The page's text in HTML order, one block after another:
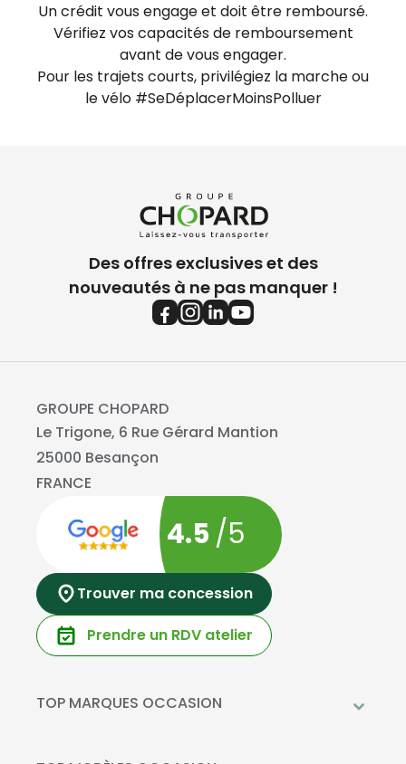
Un crédit vous engage et doit être remboursé.
Vérifiez vos capacités de remboursement
avant de vous engager.
Pour les trajets courts, privilégiez la marche ou
le vélo #SeDéplacerMoinsPolluer
Des offres exclusives et des
nouveautés à ne pas manquer !
GROUPE CHOPARD
Le Trigone, 6 Rue Gérard Mantion
25000 Besançon
FRANCE
4.5 /5
Trouver ma concession
Prendre un RDV atelier
TOP MARQUES OCCASION